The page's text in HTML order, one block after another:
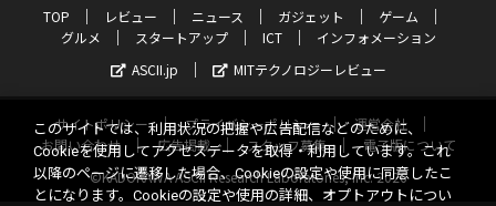
TOP レビュー ニュース ガジェット
ゲーム
グルメ
スタートアップ ICT
インフォメーション
ASCII.jp
MITテクノロジーレビュー
サイトポリシー プライバシーポリシー
運営会社
お問い合わせ
広告掲載 スタッフ募集
電子版について
©KADOKAWA ASCII Research Laboratories, Inc. 2026
このサイトでは、利用状況の把握や広告配信などのために、
Cookieを使用してアクセスデータを取得・利用しています。これ
以降のページに遷移した場合、Cookieの設定や使用に同意したこ
とになります。Cookieの設定や使用の詳細、オプトアウトについ